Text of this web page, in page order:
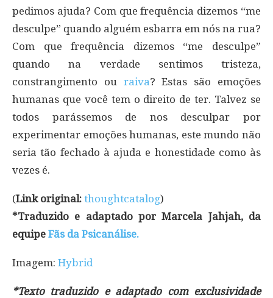
pedimos ajuda? Com que frequência dizemos “me
desculpe” quando alguém esbarra em nós na rua?
Com que frequência dizemos “me desculpe”
quando na verdade sentimos tristeza,
constrangimento ou raiva? Estas são emoções
humanas que você tem o direito de ter. Talvez se
todos parássemos de nos desculpar por
experimentar emoções humanas, este mundo não
seria tão fechado à ajuda e honestidade como às
vezes é.
(Link original: thoughtcatalog)
*Traduzido e adaptado por Marcela Jahjah, da
equipe Fãs da Psicanálise.
Imagem: Hybrid
*Texto traduzido e adaptado com exclusividade